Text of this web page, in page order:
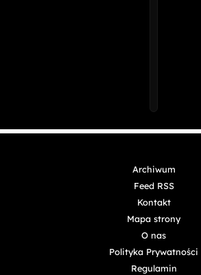
Archiwum
Feed RSS
Kontakt
Mapa strony
O nas
Polityka Prywatności
Regulamin